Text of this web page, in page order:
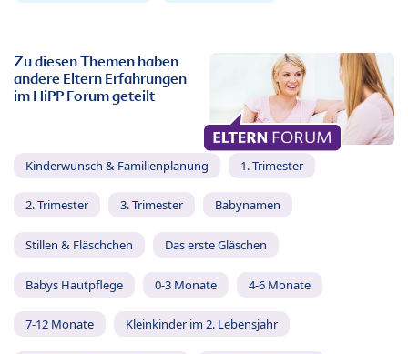
Zu diesen Themen haben
andere Eltern Erfahrungen
im HiPP Forum geteilt
Kinderwunsch & Familienplanung 1. Trimester
2. Trimester 3. Trimester Babynamen
Stillen & Fläschchen Das erste Gläschen
Babys Hautpflege 0-3 Monate 4-6 Monate
7-12 Monate Kleinkinder im 2. Lebensjahr